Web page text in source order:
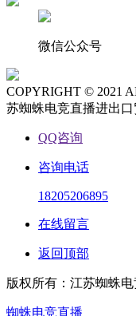
微信公众号
COPYRIGHT © 2021
苏蜘蛛电竞直播进出口
QQ咨询
咨询电话
18205206895
在线留言
返回顶部
版权所有：江苏蜘蛛
蜘蛛电竞直播